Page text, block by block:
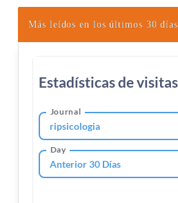
Más leídos en los últimos 30 días